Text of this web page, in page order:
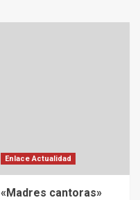
Enlace Actualidad
«Madres cantoras»